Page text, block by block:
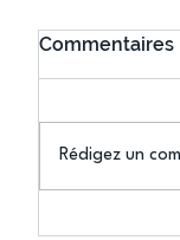
Commentaires
Rédigez un